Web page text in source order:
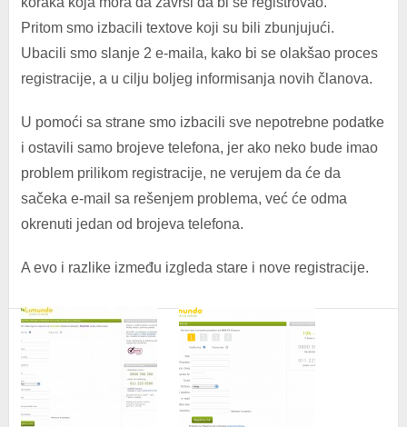
Pritom smo izbacili textove koji su bili zbunjujući.
Ubacili smo slanje 2 e-maila, kako bi se olakšao proces
registracije, a u cilju boljeg informisanja novih članova.
U pomoći sa strane smo izbacili sve nepotrebne podatke
i ostavili samo brojeve telefona, jer ako neko bude imao
problem prilikom registracije, ne verujem da će da
sačeka e-mail sa rešenjem problema, već će odma
okrenuti jedan od brojeva telefona.
A evo i razlike između izgleda stare i nove registracije.